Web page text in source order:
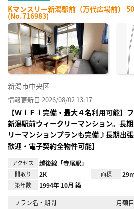
Kマンスリー新潟駅前（万代広場前）
(No.716983)
新潟市中央区
情報更新日 2026/08/02 13:17
【ＷｉＦｉ完備・最大４名利用可能】
新潟駅前ウィークリーマンション。長
リーマンションプランも完備♪長期出
歓迎・電子契約全物件可能】
アクセス 越後線「寺尾駅」
間取り 2K 面積
築年数 1994年 10月 築
プラン名・期間 月額